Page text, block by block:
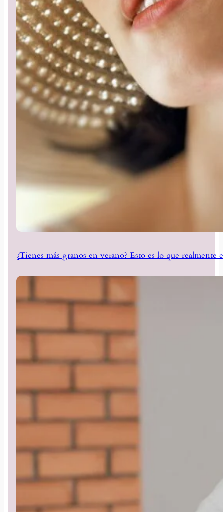
¿Tienes más granos en verano? Esto es lo que realmente